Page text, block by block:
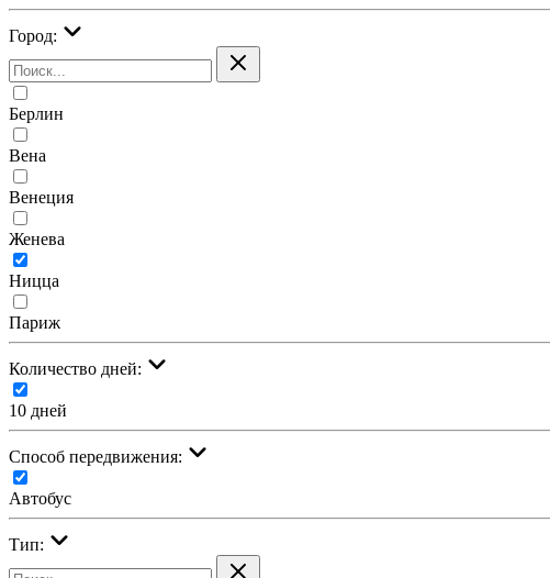
Город:
Берлин
Вена
Венеция
Женева
Ницца
Париж
Количество дней:
10 дней
Cпособ передвижения:
Автобус
Тип: